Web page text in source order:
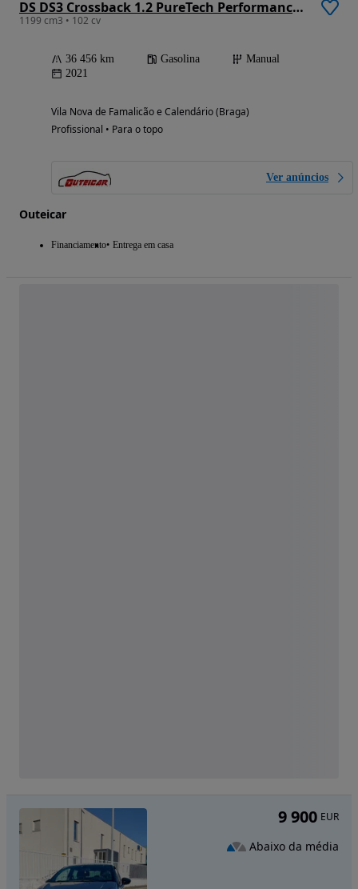
DS DS3 Crossback 1.2 PureTech Performance Line
1199 cm3 • 102 cv
36 456 km Gasolina
Manual
2021
Vila Nova de Famalicão e Calendário (Braga)
Profissional • Para o topo
Ver anúncios
Outeicar
Financiamento Entrega em casa
9 900 EUR
Abaixo da média